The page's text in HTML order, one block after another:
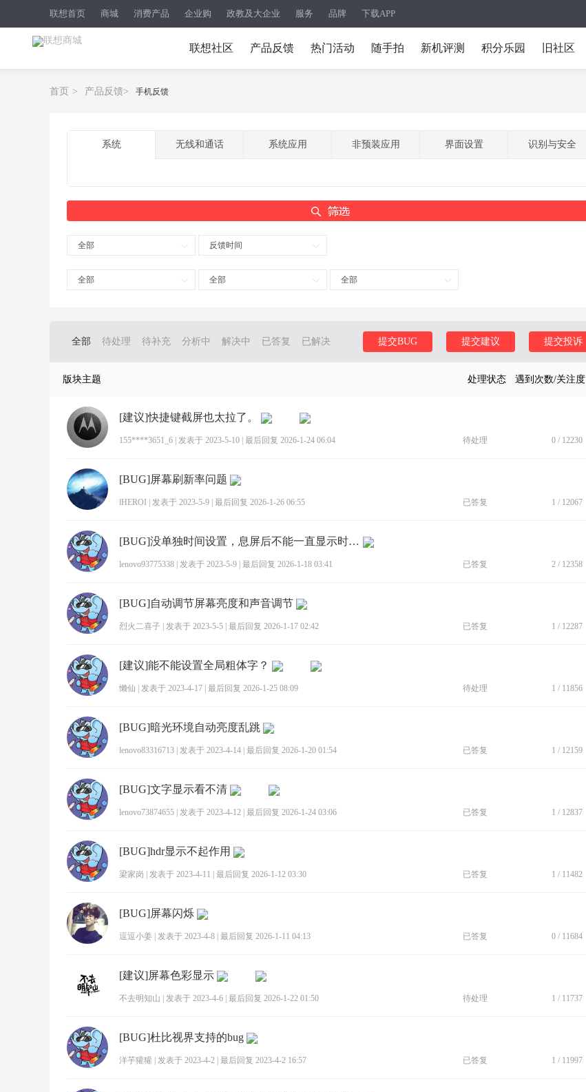
联想首页 商城 消费产品 企业购 政教及大企业 服务 品牌 下载APP
联想社区 产品反馈 热门活动 随手拍 新机评测 积分乐园 旧社区
首页 > 产品反馈> 手机反馈
系统 无线和通话 系统应用 非预装应用 界面设置 识别与安全
全部 反馈时间
全部 全部 全部
全部 待处理 待补充 分析中 解决中 已答复 已解决 提交投诉
提交建议
提交BUG
版块主题 处理状态 遇到次数/关注度
[建议]快捷键截屏也太拉了。
155****3651_6 发表于 2023-5-10 最后回复 2026-1-24 06:04 待处理 0 / 12230
[BUG]屏幕刷新率问题
lHEROI 发表于 2023-5-9 最后回复 2026-1-26 06:55 已答复 1 / 12067
[BUG]没单独时间设置，息屏后不能一直显示时间。
lenovo93775338 发表于 2023-5-9 最后回复 2026-1-18 03:41 已答复 2 / 12358
[BUG]自动调节屏幕亮度和声音调节
烈火二喜子 发表于 2023-5-5 最后回复 2026-1-17 02:42 已答复 1 / 12287
[建议]能不能设置全局粗体字？
懒仙 发表于 2023-4-17 最后回复 2026-1-25 08:09 待处理 1 / 11856
[BUG]暗光环境自动亮度乱跳
lenovo83316713 发表于 2023-4-14 最后回复 2026-1-20 01:54 已答复 1 / 12159
[BUG]文字显示看不清
lenovo73874655 发表于 2023-4-12 最后回复 2026-1-24 03:06 已答复 1 / 12837
[BUG]hdr显示不起作用
梁家岗 发表于 2023-4-11 最后回复 2026-1-12 03:30 已答复 1 / 11482
[BUG]屏幕闪烁
逗逗小姜 发表于 2023-4-8 最后回复 2026-1-11 04:13 已答复 0 / 11684
[建议]屏幕色彩显示
不去明知山 发表于 2023-4-6 最后回复 2026-1-22 01:50 待处理 1 / 11737
[BUG]杜比视界支持的bug
洋芋獾獾 发表于 2023-4-2 最后回复 2023-4-2 16:57 已答复 1 / 11997